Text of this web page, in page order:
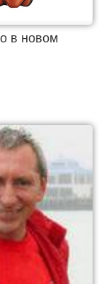
в новом